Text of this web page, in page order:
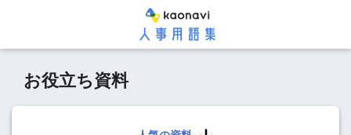
お役立ち資料